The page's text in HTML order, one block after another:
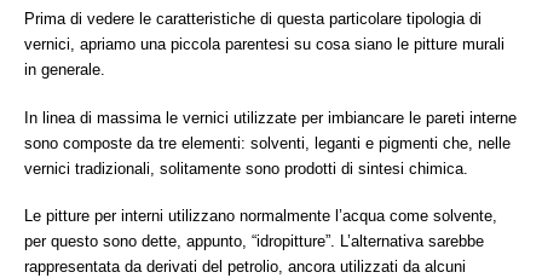
Prima di vedere le caratteristiche di questa particolare tipologia di
vernici, apriamo una piccola parentesi su cosa siano le pitture murali
in generale.
In linea di massima le vernici utilizzate per imbiancare le pareti interne
sono composte da tre elementi: solventi, leganti e pigmenti che, nelle
vernici tradizionali, solitamente sono prodotti di sintesi chimica.
Le pitture per interni utilizzano normalmente l’acqua come solvente,
per questo sono dette, appunto, “idropitture”. L’alternativa sarebbe
rappresentata da derivati del petrolio, ancora utilizzati da alcuni